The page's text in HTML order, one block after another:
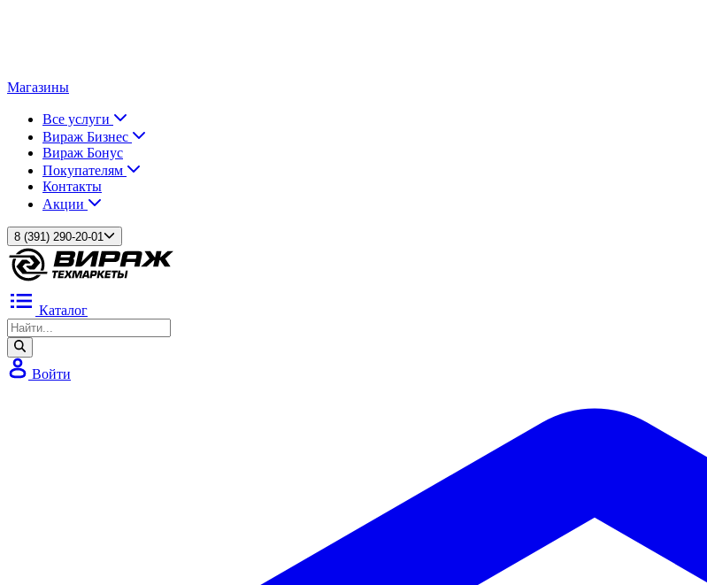
Магазины
Все услуги
Вираж Бизнес
Вираж Бонус
Покупателям
Контакты
Акции
8 (391) 290-20-01
Каталог
Войти